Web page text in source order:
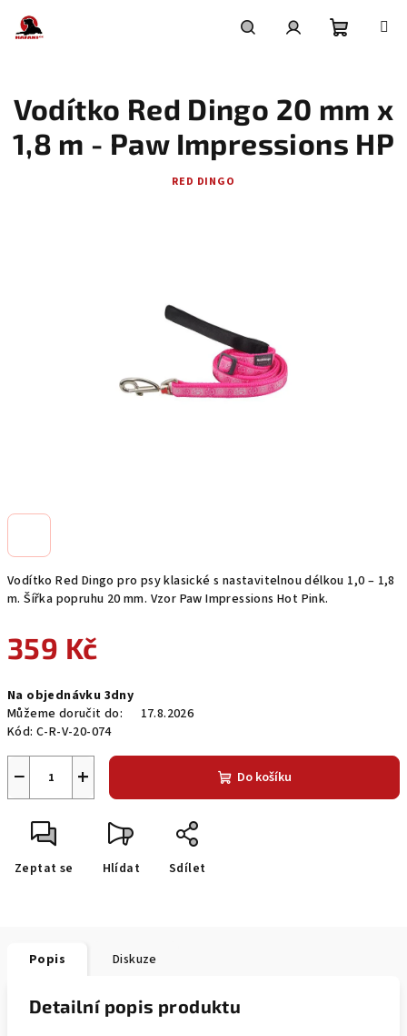
obsah
košík
Vodítko Red Dingo pro psy klasické s nastavitelnou délkou 1,0 – 1,8
m. Šířka popruhu 20 mm. Vzor Paw Impressions Hot Pink.
359 Kč
cena:
Na objednávku 3dny
Můžeme doručit do:
17.8.2026
Kód: C-R-V-20-074
+
− Do košíku
Zeptat se Hlídat Sdílet
Vodítko Red Dingo 20 mm x
1,8 m - Paw Impressions HP
RED DINGO
Popis Diskuze
Detailní popis produktu